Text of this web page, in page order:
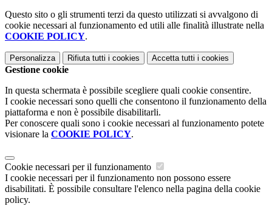
Questo sito o gli strumenti terzi da questo utilizzati si avvalgono di
cookie necessari al funzionamento ed utili alle finalità illustrate nella
COOKIE POLICY.
Personalizza Rifiuta tutti i cookies Accetta tutti i cookies
Gestione cookie
In questa schermata è possibile scegliere quali cookie consentire.
I cookie necessari sono quelli che consentono il funzionamento della
piattaforma e non è possibile disabilitarli.
Per conoscere quali sono i cookie necessari al funzionamento potete
visionare la COOKIE POLICY.
Cookie necessari per il funzionamento
I cookie necessari per il funzionamento non possono essere
disabilitati. È possibile consultare l'elenco nella pagina della cookie
policy.